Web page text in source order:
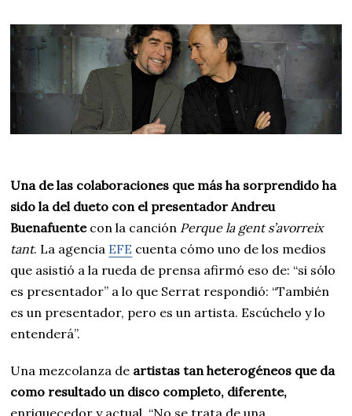
Una de las colaboraciones que más ha sorprendido ha
sido la del dueto con el presentador Andreu
Buenafuentecon la canción Perque la gent s’avorreix
tant. La agencia EFE cuenta cómo uno de los medios
que asistió a la rueda de prensa afirmó eso de: “si sólo
es presentador” a lo que Serrat respondió: “También
es un presentador, pero es un artista. Escúchelo y lo
entenderá”.
Una mezcolanza de artistas tan heterogéneos que da
como resultado un disco completo, diferente,